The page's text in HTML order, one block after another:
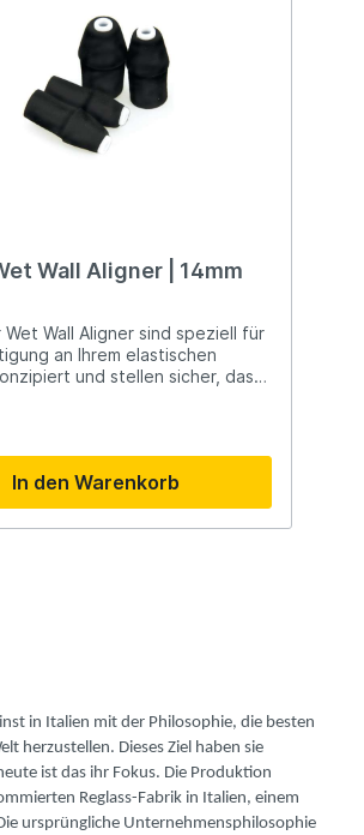
Wall Aligner | 14mm
Wet Wall Aligner sind speziell für
an Ihrem elastischen
und stellen sicher, dass
kann.
In den Warenkorb
in Italien mit der Philosophie, die besten
herzustellen. Dieses Ziel haben sie
ist das ihr Fokus. Die Produktion
Reglass-Fabrik in Italien, einem
ursprüngliche Unternehmensphilosophie